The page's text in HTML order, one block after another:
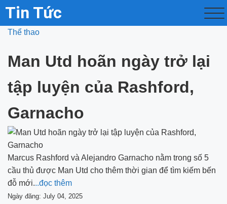
Tin Tức
Thể thao
Man Utd hoãn ngày trở lại
tập luyện của Rashford,
Garnacho
Marcus Rashford và Alejandro Garnacho nằm trong số 5
cầu thủ được Man Utd cho thêm thời gian để tìm kiếm bến
đỗ mới...đọc thêm
Ngày đăng: July 04, 2025